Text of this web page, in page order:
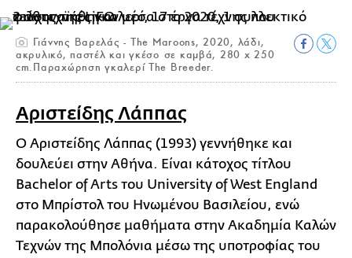
Γιάννης Βαρελάς - The Maroons, 2020, λάδι,
ακρυλικό, παστέλ και γκέσο σε καμβά, 280 x 250
cm.Παραχώρηση γκαλερί The Breeder.
Αριστείδης Λάππας
Ο Αριστείδης Λάππας (1993) γεννήθηκε και
δουλεύει στην Αθήνα. Είναι κάτοχος τίτλου
Bachelor of Arts του University of West England
στο Μπρίστολ του Ηνωμένου Βασιλείου, ενώ
παρακολούθησε μαθήματα στην Ακαδημία Καλών
Τεχνών της Μπολόνια μέσω της υποτροφίας του